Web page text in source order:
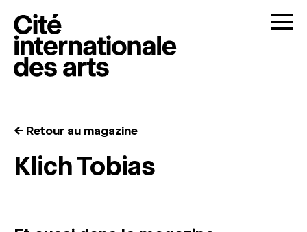
RÉSIDENCES ↓
← Retour au magazine
Klich Tobias